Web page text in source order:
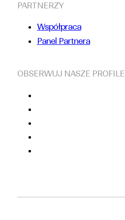
PARTNERZY
Współpraca
Panel Partnera
OBSERWUJ NASZE PROFILE